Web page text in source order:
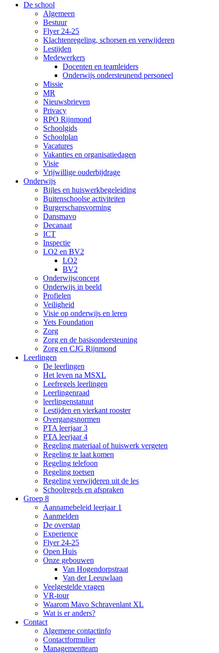
De school
Algemeen
Bestuur
Flyer 24-25
Klachtenregeling, schorsen en verwijderen
Lestijden
Medewerkers
Docenten en teamleiders
Onderwijs ondersteunend personeel
Missie
MR
Nieuwsbrieven
Privacy
RPO Rijnmond
Schoolgids
Schoolplan
Vacatures
Vakanties en organisatiedagen
Visie
Vrijwillige ouderbijdrage
Onderwijs
Bijles en huiswerkbegeleiding
Buitenschoolse activiteiten
Burgerschapsvorming
Dansmavo
Decanaat
ICT
Inspectie
LO2 en BV2
LO2
BV2
Onderwijsconcept
Onderwijs in beeld
Profielen
Veiligheid
Visie op onderwijs en leren
Yets Foundation
Zorg
Zorg en de basisondersteuning
Zorg en CJG Rijnmond
Leerlingen
De leerlingen
Het leven na MSXL
Leefregels leerlingen
Leerlingenraad
leerlingenstatuut
Lestijden en vierkant rooster
Overgangsnormen
PTA leerjaar 3
PTA leerjaar 4
Regeling materiaal of huiswerk vergeten
Regeling te laat komen
Regeling telefoon
Regeling toetsen
Regeling verwijderen uit de les
Schoolregels en afspraken
Groep 8
Aannamebeleid leerjaar 1
Aanmelden
De overstap
Experience
Flyer 24-25
Open Huis
Onze gebouwen
Van Hogendorpstraat
Van der Leeuwlaan
Veelgestelde vragen
VR-tour
Waarom Mavo Schravenlant XL
Wat is er anders?
Contact
Algemene contactinfo
Contactformulier
Managementteam